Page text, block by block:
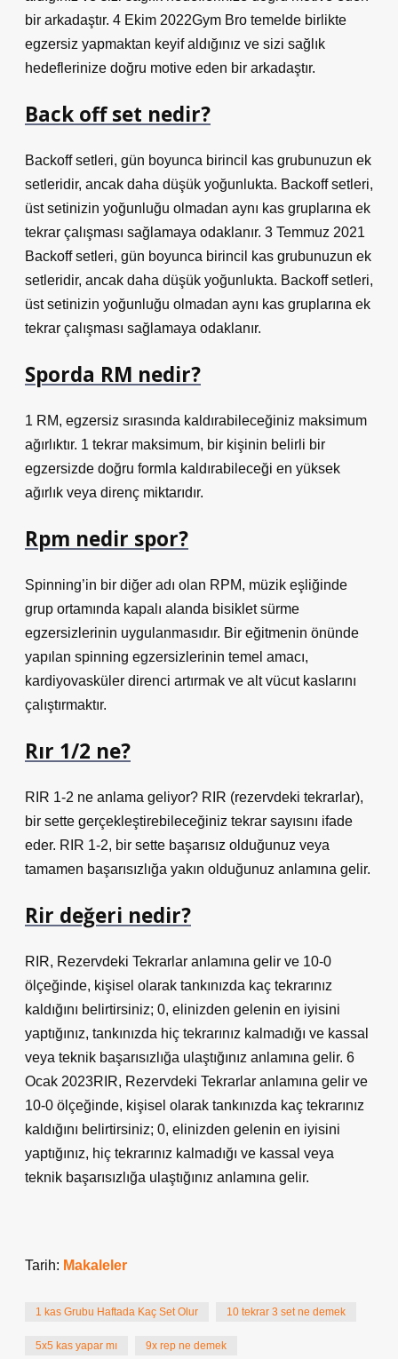
bir arkadaştır. 4 Ekim 2022Gym Bro temelde birlikte
egzersiz yapmaktan keyif aldığınız ve sizi sağlık
hedeflerinize doğru motive eden bir arkadaştır.
Back off set nedir?
Backoff setleri, gün boyunca birincil kas grubunuzun ek
setleridir, ancak daha düşük yoğunlukta. Backoff setleri,
üst setinizin yoğunluğu olmadan aynı kas gruplarına ek
tekrar çalışması sağlamaya odaklanır. 3 Temmuz 2021
Backoff setleri, gün boyunca birincil kas grubunuzun ek
setleridir, ancak daha düşük yoğunlukta. Backoff setleri,
üst setinizin yoğunluğu olmadan aynı kas gruplarına ek
tekrar çalışması sağlamaya odaklanır.
Sporda RM nedir?
1 RM, egzersiz sırasında kaldırabileceğiniz maksimum
ağırlıktır. 1 tekrar maksimum, bir kişinin belirli bir
egzersizde doğru formla kaldırabileceği en yüksek
ağırlık veya direnç miktarıdır.
Rpm nedir spor?
Spinning’in bir diğer adı olan RPM, müzik eşliğinde
grup ortamında kapalı alanda bisiklet sürme
egzersizlerinin uygulanmasıdır. Bir eğitmenin önünde
yapılan spinning egzersizlerinin temel amacı,
kardiyovasküler direnci artırmak ve alt vücut kaslarını
çalıştırmaktır.
Rır 1/2 ne?
RIR 1-2 ne anlama geliyor? RIR (rezervdeki tekrarlar),
bir sette gerçekleştirebileceğiniz tekrar sayısını ifade
eder. RIR 1-2, bir sette başarısız olduğunuz veya
tamamen başarısızlığa yakın olduğunuz anlamına gelir.
Rir değeri nedir?
RIR, Rezervdeki Tekrarlar anlamına gelir ve 10-0
ölçeğinde, kişisel olarak tankınızda kaç tekrarınız
kaldığını belirtirsiniz; 0, elinizden gelenin en iyisini
yaptığınız, tankınızda hiç tekrarınız kalmadığı ve kassal
veya teknik başarısızlığa ulaştığınız anlamına gelir. 6
Ocak 2023RIR, Rezervdeki Tekrarlar anlamına gelir ve
10-0 ölçeğinde, kişisel olarak tankınızda kaç tekrarınız
kaldığını belirtirsiniz; 0, elinizden gelenin en iyisini
yaptığınız, hiç tekrarınız kalmadığı ve kassal veya
teknik başarısızlığa ulaştığınız anlamına gelir.
Tarih: Makaleler
1 kas Grubu Haftada Kaç Set Olur 10 tekrar 3 set ne demek
5x5 kas yapar mı 9x rep ne demek